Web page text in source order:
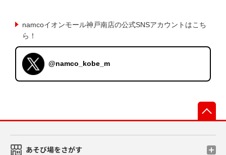
namcoイオンモール神戸南店の公式SNSアカウントはこち
ら！
@namco_kobe_m
あそび場をさがす